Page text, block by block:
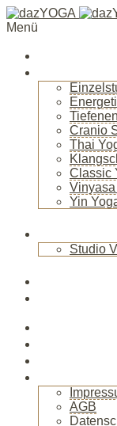
Menü
Cranio
Thai
Classic
Vinyasa
Yin
Studio
AGB